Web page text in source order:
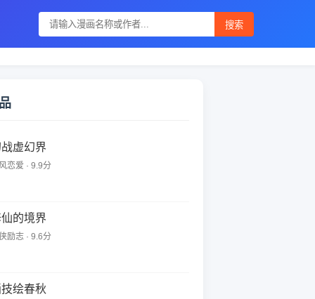
搜索
虚幻界
恋爱 · 9.9分
的境界
励志 · 9.6分
绘春秋